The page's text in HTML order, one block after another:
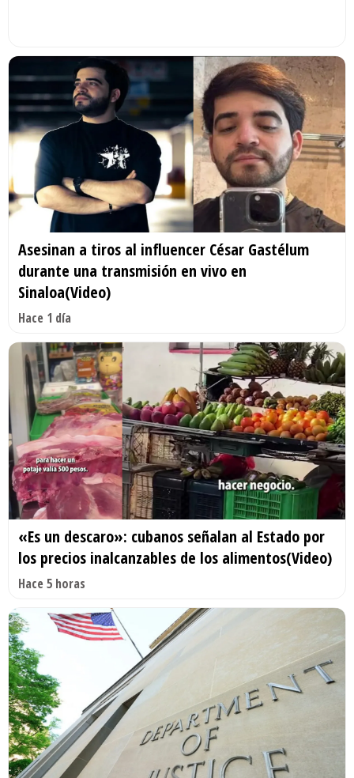
Asesinan a tiros al influencer César Gastélum
durante una transmisión en vivo en
Sinaloa(Video)
Hace 1 día
«Es un descaro»: cubanos señalan al Estado por
los precios inalcanzables de los alimentos(Video)
Hace 5 horas